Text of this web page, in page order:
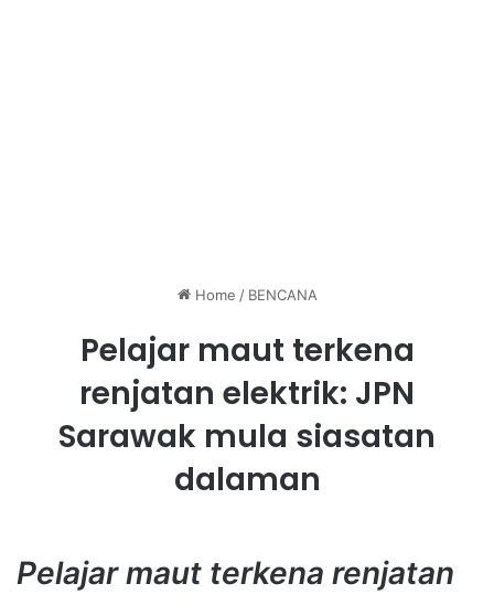
Home / BENCANA
Pelajar maut terkena
renjatan elektrik: JPN
Sarawak mula siasatan
dalaman
Pelajar maut terkena renjatan